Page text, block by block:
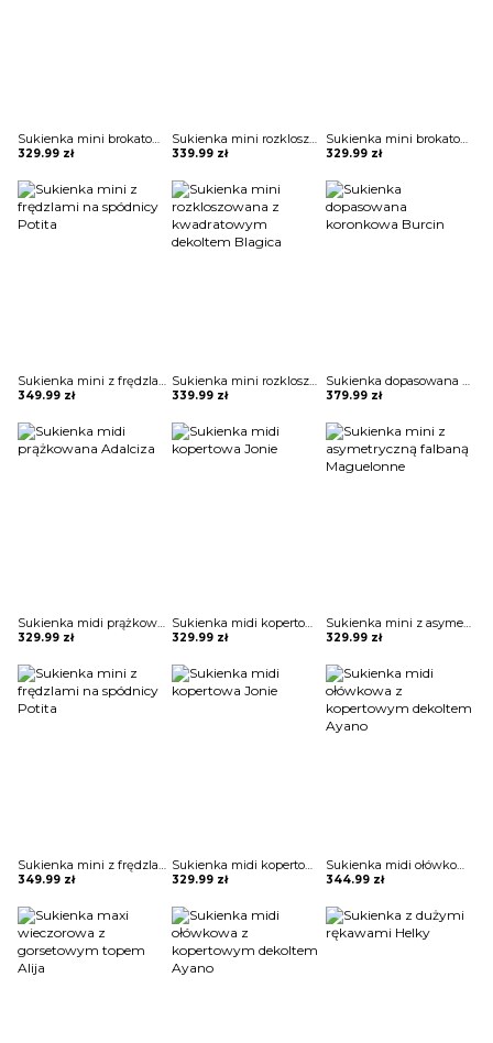
329.99 zł
Sukienka mini rozkloszowana bez ramiączek Zahariea
339.99 zł
Sukienka mini brokatowa Eric
329.99 zł
349.99 zł
Sukienka mini rozkloszowana z kwadratowym dekoltem Blagica
339.99 zł 379.99 zł
329.99 zł
Sukienka midi kopertowa Jonie
329.99 zł
Sukienka mini z asymetryczną falbaną Maguelonne
329.99 zł
349.99 zł
Sukienka midi kopertowa Jonie
329.99 zł
Sukienka midi ołówkowa z kopertowym dekoltem Ayano
344.99 zł